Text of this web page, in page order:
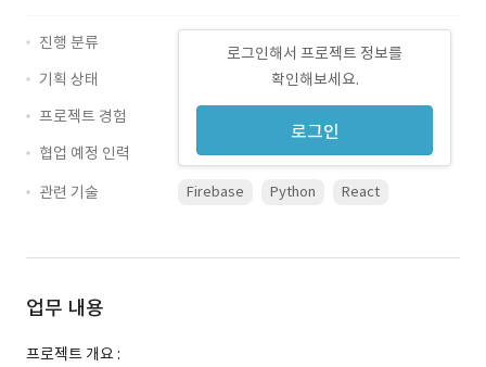
로그인해서 프로젝트 정보를
확인해보세요.
로그인
진행 분류
기획 상태
프로젝트 경험
협업 예정 인력
관련 기술
Firebase Python React
업무 내용
프로젝트 개요 :